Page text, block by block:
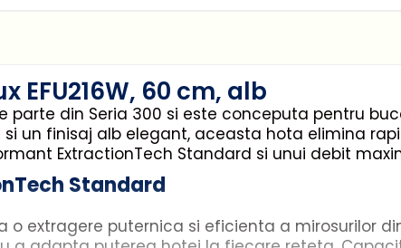
60 cm, alb
parte din Seria 300 si este conceputa pentru
un finisaj alb elegant, aceasta hota elimina
ExtractionTech Standard si unui debit
Standard
o extragere puternica si eficienta a mirosurilor